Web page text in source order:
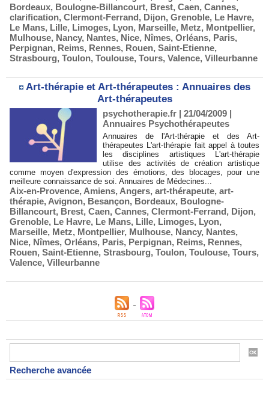
Recherche avancée
Bordeaux, Boulogne-Billancourt, Brest, Caen, Cannes,
clarification, Clermont-Ferrand, Dijon, Grenoble, Le Havre,
Le Mans, Lille, Limoges, Lyon, Marseille, Metz, Montpellier,
Mulhouse, Nancy, Nantes, Nice, Nîmes, Orléans, Paris,
Perpignan, Reims, Rennes, Rouen, Saint-Etienne,
Strasbourg, Toulon, Toulouse, Tours, Valence, Villeurbanne
Art-thérapie et Art-thérapeutes : Annuaires des
Art-thérapeutes
psychotherapie.fr | 21/04/2009 |
Annuaires Psychothérapeutes
Annuaires de l'Art-thérapie et des Art-
thérapeutes L'art-thérapie fait appel à toutes
les disciplines artistiques L'art-thérapie
utilise des activités de création artistique
comme moyen d'expression des émotions, des blocages, pour une
meilleure connaissance de soi. Annuaires de Médecines...
Aix-en-Provence, Amiens, Angers, art-thérapeute, art-
thérapie, Avignon, Besançon, Bordeaux, Boulogne-
Billancourt, Brest, Caen, Cannes, Clermont-Ferrand, Dijon,
Grenoble, Le Havre, Le Mans, Lille, Limoges, Lyon,
Marseille, Metz, Montpellier, Mulhouse, Nancy, Nantes,
Nice, Nîmes, Orléans, Paris, Perpignan, Reims, Rennes,
Rouen, Saint-Etienne, Strasbourg, Toulon, Toulouse, Tours,
Valence, Villeurbanne